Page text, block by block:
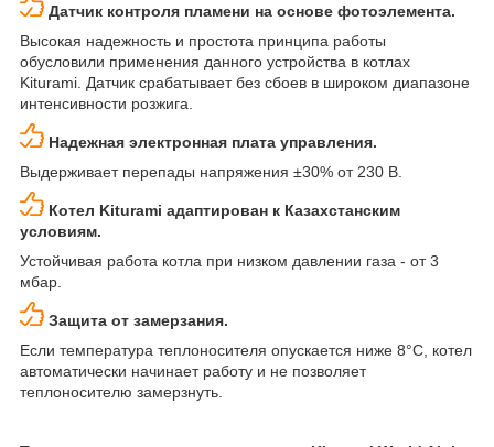
Датчик контроля пламени на основе фотоэлемента.
Высокая надежность и простота принципа работы
обусловили применения данного устройства в котлах
Kiturami. Датчик срабатывает без сбоев в широком диапазоне
интенсивности розжига.
Надежная электронная плата управления.
Выдерживает перепады напряжения ±30% от 230 В.
Котел Kiturami адаптирован к Казахстанским
условиям.
Устойчивая работа котла при низком давлении газа - от 3
мбар.
Защита от замерзания.
Если температура теплоносителя опускается ниже 8°C, котел
автоматически начинает работу и не позволяет
теплоносителю замерзнуть.